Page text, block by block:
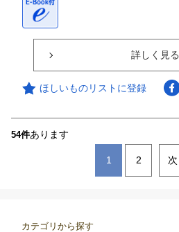
詳しく見る
ほしいものリストに登録
54件あります
1 2 次
カテゴリから探す